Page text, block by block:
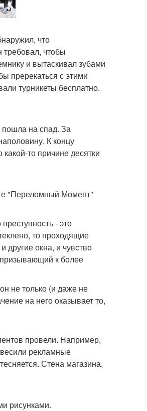
что
требовал, чтобы
и вытаскивал зубами
пререкаться с этими
турникеты бесплатно.
пошла на спад. За
К концу
то причине десятки
"Переломный Момент"
- это
то проходящие
другие окна, и чувство
призывающий к более
не только (и даже не
на него оказывает то,
провели. Например,
рекламные
Стена магазина,
рисунками.